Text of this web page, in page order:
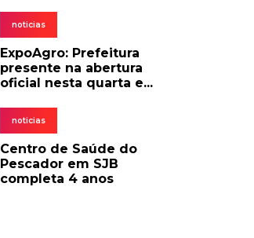
noticias
ExpoAgro: Prefeitura
presente na abertura
oficial nesta quarta e...
noticias
Centro de Saúde do
Pescador em SJB
completa 4 anos